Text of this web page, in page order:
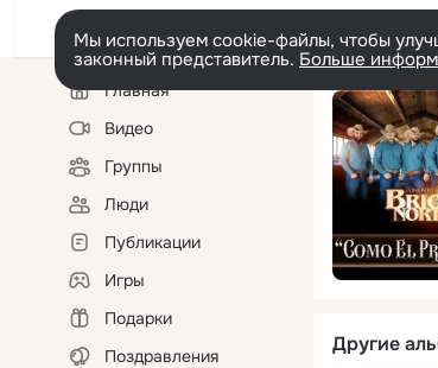
Мы используем cookie-файлы, чтобы
законный представитель. Больше
Левая
колонкаГлавная
Видео
Группы
Люди
Публикации
Игры
Подарки
Поздравления
Другие